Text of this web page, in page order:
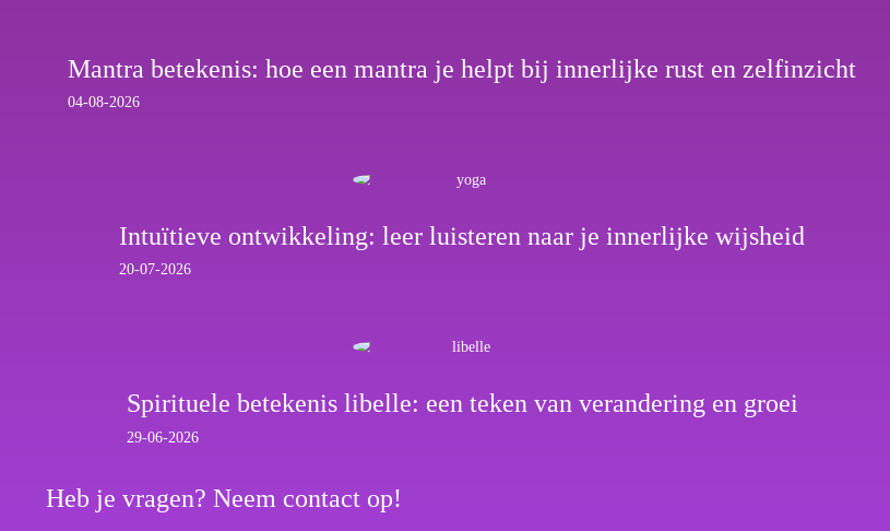
Mantra betekenis: hoe een mantra je helpt bij innerlijke rust en zelfinzicht
04-08-2026
Intuïtieve ontwikkeling: leer luisteren naar je innerlijke wijsheid
20-07-2026
Spirituele betekenis libelle: een teken van verandering en groei
29-06-2026
Heb je vragen? Neem contact op!